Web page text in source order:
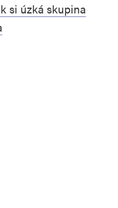
si úzká skupina